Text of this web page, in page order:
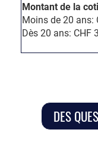
Montant de la
Moins de 20 ans:
Dès 20 ans: CHF
DES